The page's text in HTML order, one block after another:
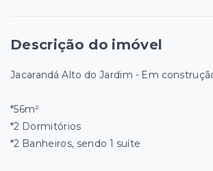
Descrição do imóvel
Jacarandá Alto do Jardim - Em
*56m²
*2 Dormitórios
*2 Banheiros, sendo 1 suíte